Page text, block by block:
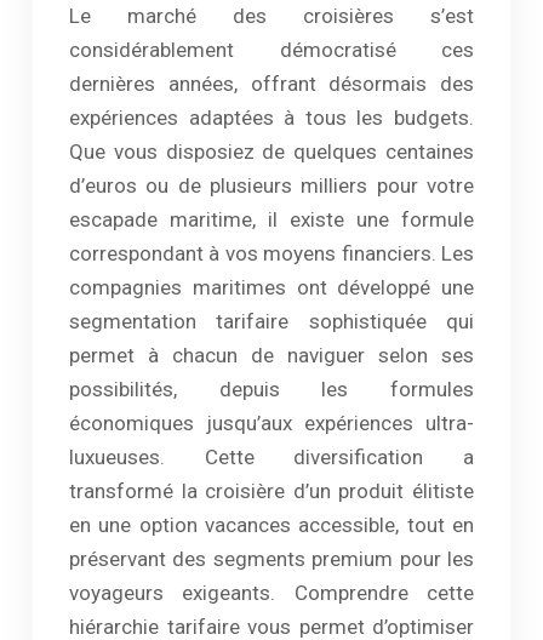
Le marché des croisières s’est
considérablement démocratisé ces
dernières années, offrant désormais des
expériences adaptées à tous les budgets.
Que vous disposiez de quelques centaines
d’euros ou de plusieurs milliers pour votre
escapade maritime, il existe une formule
correspondant à vos moyens financiers. Les
compagnies maritimes ont développé une
segmentation tarifaire sophistiquée qui
permet à chacun de naviguer selon ses
possibilités, depuis les formules
économiques jusqu’aux expériences ultra-
luxueuses. Cette diversification a
transformé la croisière d’un produit élitiste
en une option vacances accessible, tout en
préservant des segments premium pour les
voyageurs exigeants. Comprendre cette
hiérarchie tarifaire vous permet d’optimiser